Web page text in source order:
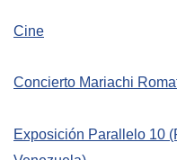
Audios
BIBLIOTECA
Cine
Concierto Mariachi
Exposición Parallelo 10